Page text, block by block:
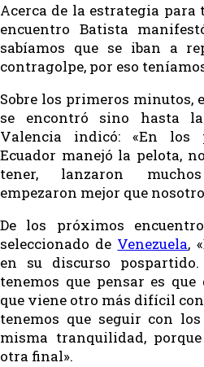
Acerca de la estrategia
encuentro Batista
sabíamos que se iban a
contragolpe, por eso
Sobre los primeros minutos,
se encontró sino hasta
Valencia indicó: «En los
Ecuador manejó la pelota,
tener, lanzaron
empezaron mejor que
De los próximos
seleccionado de Venezuela,
en su discurso
tenemos que pensar es
que viene otro más difícil
tenemos que seguir con
misma tranquilidad,
otra final».